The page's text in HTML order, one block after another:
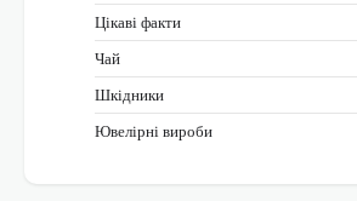
Цікаві факти
Чай
Шкідники
Ювелірні вироби